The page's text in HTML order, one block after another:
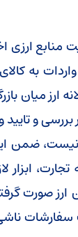
منابع ارزی
به
ارز میان
بررسی و
ضمن
ابزار
صورت